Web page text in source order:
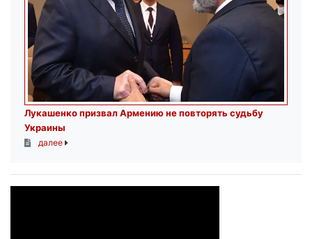
Лукашенко призвал Армению не повторять судьбу
Украины
далее